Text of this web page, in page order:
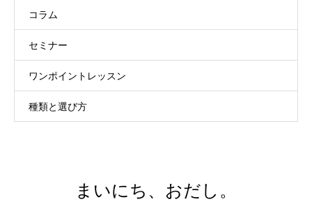
コラム
セミナー
ワンポイントレッスン
種類と選び方
まいにち、おだし。